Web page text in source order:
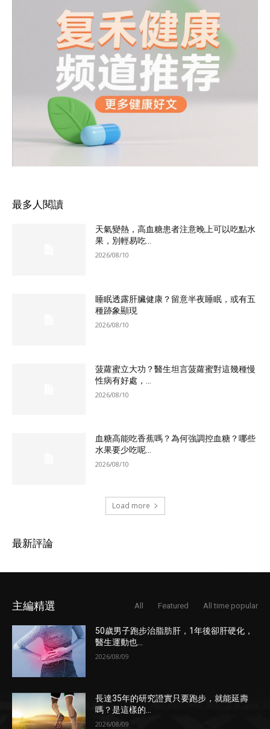
最多人閱讀
天氣變熱，高血糖患者注意晚上可以吃點水
果，別輕易吃...
2026/08/10
睡眠透露肝臟健康？留意半夜睡眠，或有五
種跡象顯現
2026/08/10
菠蘿蜜立大功？醫生坦言菠蘿蜜對這幾種慢
性病有好處，...
2026/08/10
血糖高能吃香蕉嗎？為何強調控血糖？哪些
水果要少吃呢...
2026/08/10
Load more
最新評論
主編精選 All Featured All time popular
50歲男子跑步治脂肪肝，1年後卻肝硬化，
醫生運動也...
2026/08/09
長達35年的研究證實只要跑步，就能延壽
嗎？是這樣的...
2026/08/09